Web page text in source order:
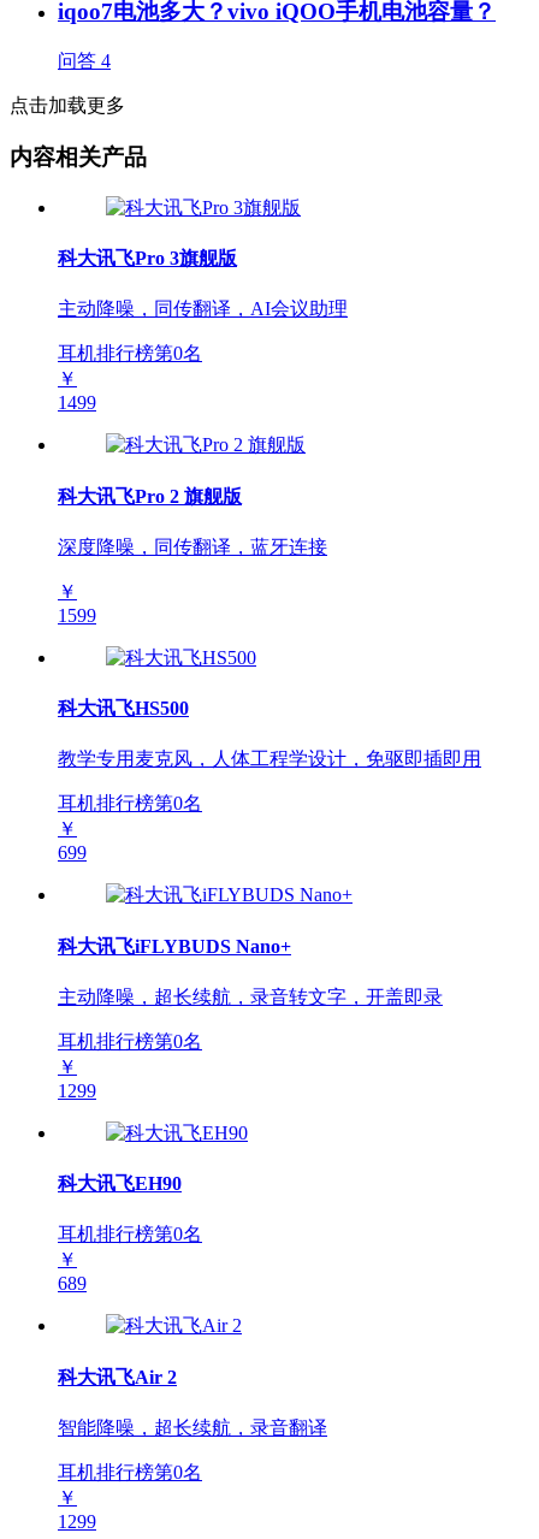
iqoo7电池多大？vivo iQOO手机电池容量？
问答 4
点击加载更多
内容相关产品
科大讯飞Pro 3旗舰版
主动降噪，同传翻译，AI会议助理
耳机排行榜第0名
￥
1499
科大讯飞Pro 2 旗舰版
深度降噪，同传翻译，蓝牙连接
￥
1599
科大讯飞HS500
教学专用麦克风，人体工程学设计，免驱即插即用
耳机排行榜第0名
￥
699
科大讯飞iFLYBUDS Nano+
主动降噪，超长续航，录音转文字，开盖即录
耳机排行榜第0名
￥
1299
科大讯飞EH90
耳机排行榜第0名
￥
689
科大讯飞Air 2
智能降噪，超长续航，录音翻译
耳机排行榜第0名
￥
1299